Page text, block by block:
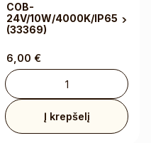
COB-
24V/10W/4000K/IP65
(33369)
6,00 €
Į krepšelį